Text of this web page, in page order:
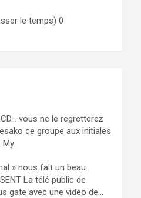
le temps) 0
vous ne le regretterez
ce groupe aux initiales
» nous fait un beau
La télé public de
gate avec une vidéo de...